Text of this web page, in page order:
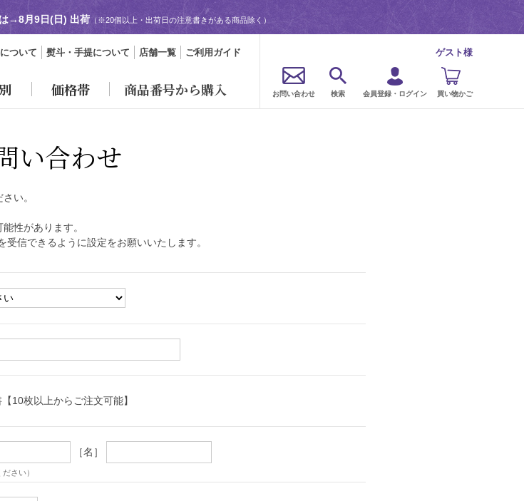
→8月9日(日) 出荷 （※20個以上・出荷日の注意書きがある商品除く）
ついて 熨斗・手提について 店舗一覧 ご利用ガイド
価格帯 商品番号から購入
ゲスト様
お問い合わせ 検索 会員登録・ログイン 買い物かご
い合わせ
い。
性があります。
信できるように設定をお願いいたします。
10枚以上からご注文可能】
［名］
さい）